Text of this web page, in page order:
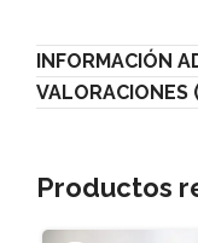
INFORMACIÓN
VALORACIONES
Productos